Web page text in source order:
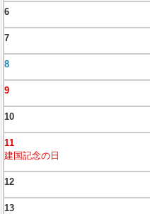
6
7
8
9
10
11
建国記念の日
12
13